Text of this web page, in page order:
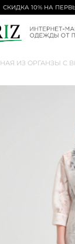
СКИДКА 10% НА
ИЗ ОРГАНЗЫ С